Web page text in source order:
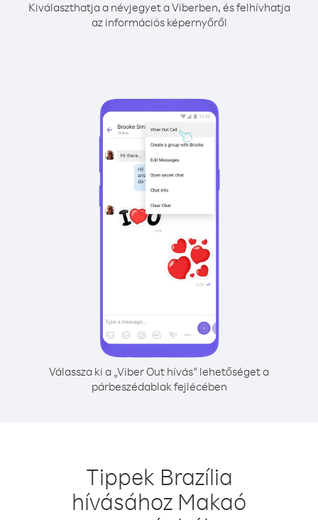
Kiválaszthatja a névjegyet a Viberben, és felhívhatja
az információs képernyőről
Válassza ki a „Viber Out hívás” lehetőséget a
párbeszédablak fejlécében
Tippek Brazília
hívásához Makaó